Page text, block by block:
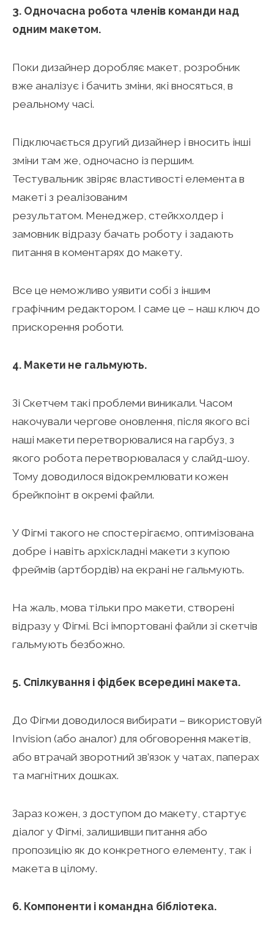
3. Одночасна робота членів команди над
одним макетом.
Поки дизайнер доробляє макет, розробник
вже аналізує і бачить зміни, які вносяться, в
реальному часі.
Підключається другий дизайнер і вносить інші
зміни там же, одночасно із першим.
Тестувальник звіряє властивості елемента в
макеті з реалізованим
результатом. Менеджер, стейкхолдер і
замовник відразу бачать роботу і задають
питання в коментарях до макету.
Все це неможливо уявити собі з іншим
графічним редактором. І саме це – наш ключ до
прискорення роботи.
4. Макети не гальмують.
Зі Скетчем такі проблеми виникали. Часом
накочували чергове оновлення, після якого всі
наші макети перетворювалися на гарбуз, з
якого робота перетворювалася у слайд-шоу.
Тому доводилося відокремлювати кожен
брейкпоінт в окремі файли.
У Фігмі такого не спостерігаємо, оптимізована
добре і навіть архіскладні макети з купою
фреймів (артбордів) на екрані не гальмують.
На жаль, мова тільки про макети, створені
відразу у Фігмі. Всі імпортовані файли зі скетчів
гальмують безбожно.
5. Спілкування і фідбек всередині макета.
До Фігми доводилося вибирати – використовуй
Invision (або аналог) для обговорення макетів,
або втрачай зворотний зв’язок у чатах, паперах
та магнітних дошках.
Зараз кожен, з доступом до макету, стартує
діалог у Фігмі, залишивши питання або
пропозицію як до конкретного елементу, так і
макета в цілому.
6. Компоненти і командна бібліотека.